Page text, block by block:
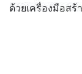
ด้วยเครื่องมือสร้